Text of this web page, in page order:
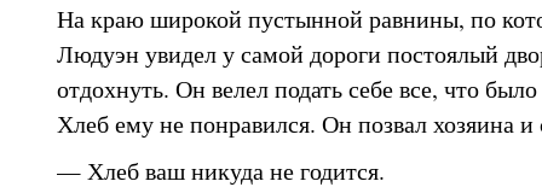
На краю широкой пустынной равнины, по
Людуэн увидел у самой дороги постоялый
отдохнуть. Он велел подать себе все, что
Хлеб ему не понравился. Он позвал хозяина и
— Хлеб ваш никуда не годится.